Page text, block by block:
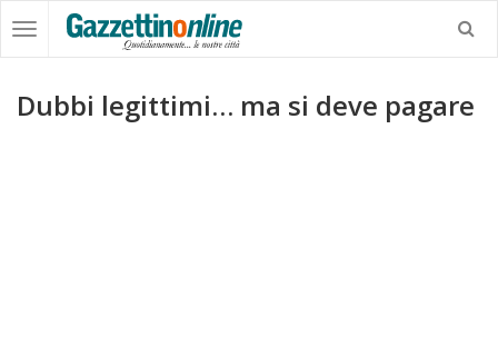
Dubbi legittimi… ma si deve pagare